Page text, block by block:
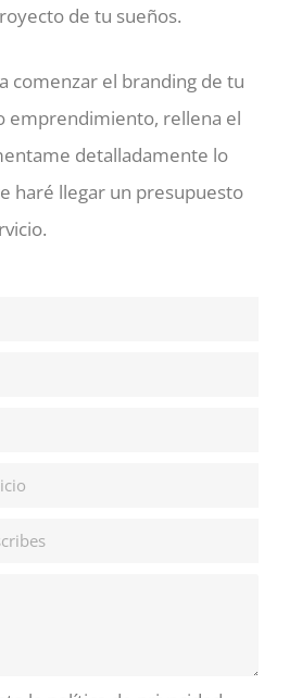
de tu sueños.
comenzar el branding de tu
emprendimiento, rellena el
detalladamente lo
haré llegar un presupuesto